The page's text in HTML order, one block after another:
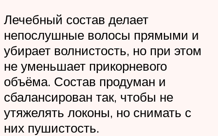
Лечебный состав делает
непослушные волосы прямыми и
убирает волнистость, но при этом
не уменьшает прикорневого
объёма. Состав продуман и
сбалансирован так, чтобы не
утяжелять локоны, но снимать с
них пушистость.